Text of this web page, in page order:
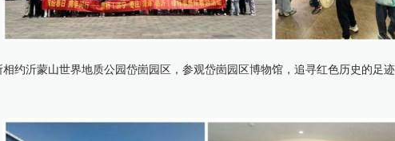
约沂蒙山世界地质公园岱崮园区，参观岱崮园区博物馆，追寻红色历史的足